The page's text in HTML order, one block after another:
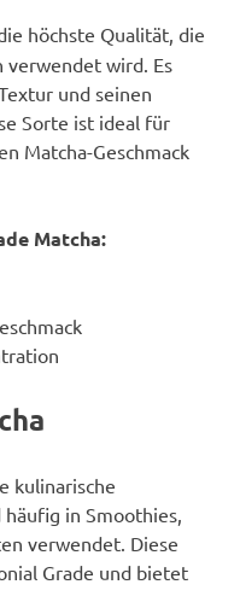
höchste Qualität, die
wird. Es
und seinen
Sorte ist ideal für
Matcha-Geschmack
Matcha:
kulinarische
in Smoothies,
verwendet. Diese
Grade und bietet